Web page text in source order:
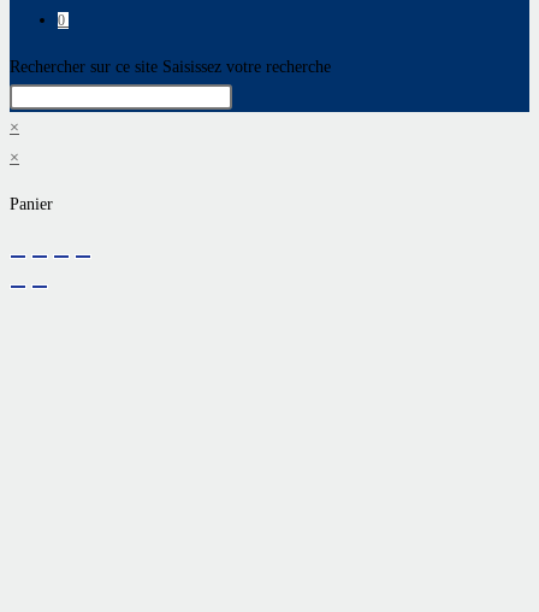
0
Rechercher sur ce site Saisissez votre recherche
×
×
Panier